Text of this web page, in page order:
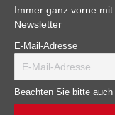
Immer ganz vorne
Newsletter
E-Mail-Adresse
Beachten Sie bitte